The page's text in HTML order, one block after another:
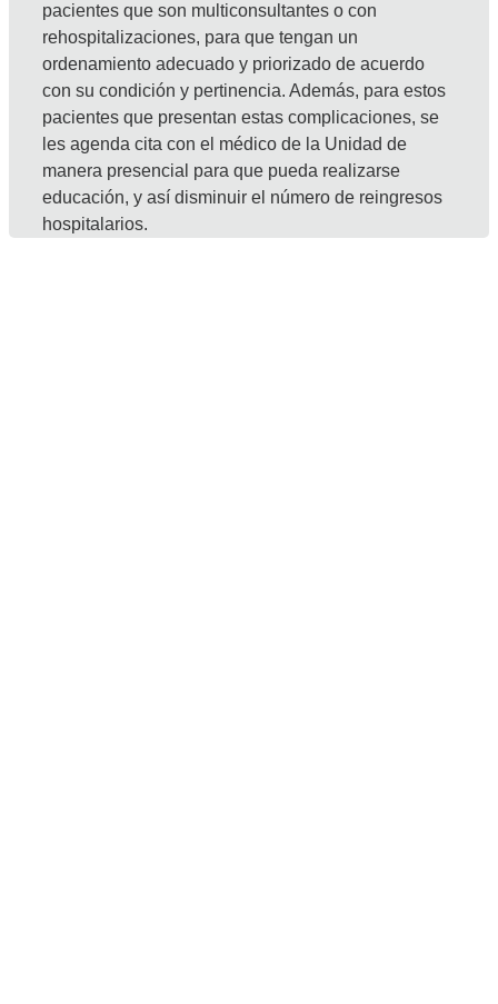
pacientes que son multiconsultantes o con
rehospitalizaciones, para que tengan un
ordenamiento adecuado y priorizado de acuerdo
con su condición y pertinencia. Además, para estos
pacientes que presentan estas complicaciones, se
les agenda cita con el médico de la Unidad de
manera presencial para que pueda realizarse
educación, y así disminuir el número de reingresos
hospitalarios.